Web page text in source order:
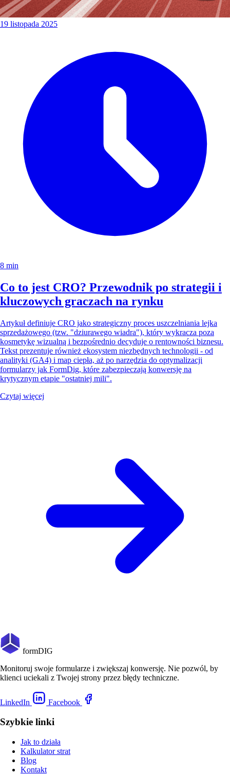
19 listopada 2025
8 min
Co to jest CRO? Przewodnik po strategii i
kluczowych graczach na rynku
Artykuł definiuje CRO jako strategiczny proces uszczelniania lejka
sprzedażowego (tzw. "dziurawego wiadra"), który wykracza poza
kosmetykę wizualną i bezpośrednio decyduje o rentowności biznesu.
Tekst prezentuje również ekosystem niezbędnych technologii - od
analityki (GA4) i map ciepła, aż po narzędzia do optymalizacji
formularzy jak FormDig, które zabezpieczają konwersję na
krytycznym etapie "ostatniej mili".
Czytaj więcej
formDIG
Monitoruj swoje formularze i zwiększaj konwersję. Nie pozwól, by
klienci uciekali z Twojej strony przez błędy techniczne.
LinkedIn Facebook
Szybkie linki
Jak to działa
Kalkulator strat
Blog
Kontakt